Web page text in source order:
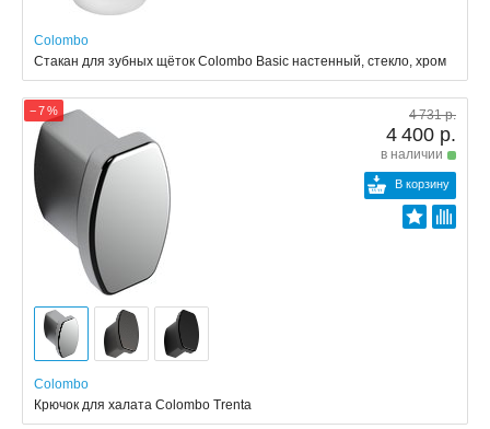
Colombo
Стакан для зубных щёток Colombo Basic настенный, стекло, хром
− 7 % 4 731 р.
4 400 р.
в наличии
В корзину
Colombo
Крючок для халата Colombo Trenta